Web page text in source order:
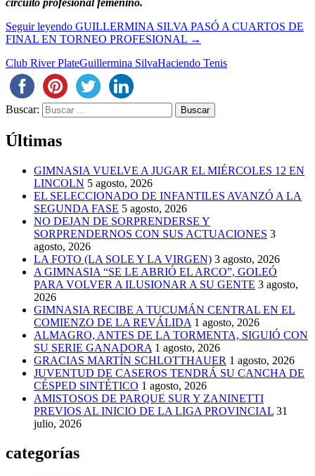
Seguir leyendo GUILLERMINA SILVA PASÓ A CUARTOS DE
FINAL EN TORNEO PROFESIONAL →
Club River PlateGuillermina SilvaHaciendo Tenis
Buscar:
Últimas
GIMNASIA VUELVE A JUGAR EL MIÉRCOLES 12 EN
LINCOLN 5 agosto, 2026
EL SELECCIONADO DE INFANTILES AVANZÓ A LA
SEGUNDA FASE 5 agosto, 2026
NO DEJAN DE SORPRENDERSE Y
SORPRENDERNOS CON SUS ACTUACIONES 3
agosto, 2026
LA FOTO (LA SOLE Y LA VIRGEN) 3 agosto, 2026
A GIMNASIA “SE LE ABRIÓ EL ARCO”, GOLEÓ
PARA VOLVER A ILUSIONAR A SU GENTE 3 agosto,
2026
GIMNASIA RECIBE A TUCUMÁN CENTRAL EN EL
COMIENZO DE LA REVÁLIDA 1 agosto, 2026
ALMAGRO, ANTES DE LA TORMENTA, SIGUIÓ CON
SU SERIE GANADORA 1 agosto, 2026
GRACIAS MARTÍN SCHLOTTHAUER 1 agosto, 2026
JUVENTUD DE CASEROS TENDRÁ SU CANCHA DE
CÉSPED SINTÉTICO 1 agosto, 2026
AMISTOSOS DE PARQUE SUR Y ZANINETTI
PREVIOS AL INICIO DE LA LIGA PROVINCIAL 31
julio, 2026
categorías